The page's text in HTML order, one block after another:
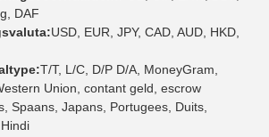
DAF
USD, EUR, JPY, CAD, AUD, HKD,
T/T, L/C, D/P D/A, MoneyGram,
Union, contant geld, escrow
Spaans, Japans, Portugees, Duits,